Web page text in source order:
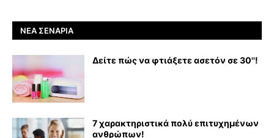
ΝΈΑ ΣΕΝΆΡΙΑ
Δείτε πώς να φτιάξετε ασετόν σε 30''!
7 χαρακτηριστικά πολύ επιτυχημένων
ανθρώπων!